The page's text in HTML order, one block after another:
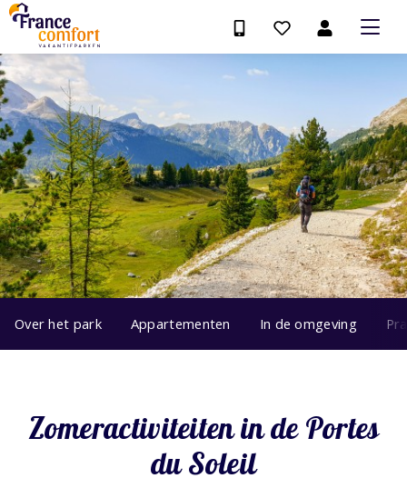
Over het park Appartementen In de omgeving
Zomeractiviteiten in de Portes
du Soleil